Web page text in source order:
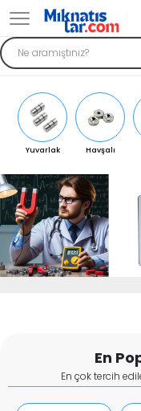
Yuvarlak
Havşalı
En
En çok tercih